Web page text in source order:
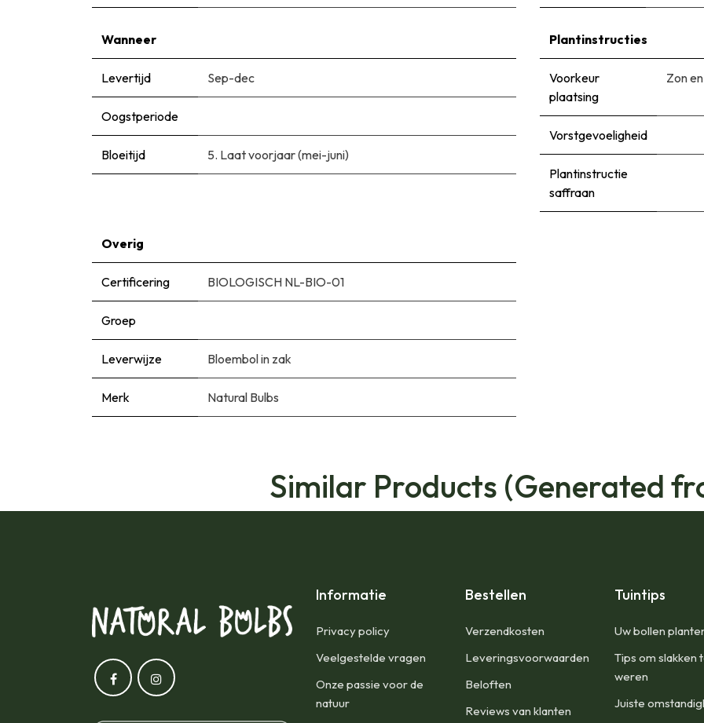
Wanneer
Levertijd Sep-dec
Oogstperiode
Bloeitijd 5. Laat voorjaar (mei-juni)
Plantinstructies
Voorkeur
plaatsing
Zon
Vorstgevoeligheid
Plantinstructie
saffraan
Overig
Certificering BIOLOGISCH NL-BIO-01
Groep
Leverwijze Bloembol in zak
Merk Natural Bulbs
Similar Products (Generated
Informatie
Privacy policy
Veelgestelde vragen
Onze passie voor de
natuur
Bestellen
Verzendkosten
Leveringsvoorwaarden
Beloften
Reviews van klanten
Tuintips
Uw bollen
Tips om slakken
weren
Juiste